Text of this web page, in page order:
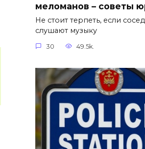
меломанов – советы
Не стоит терпеть, если
слушают музыку
30 49.5k.